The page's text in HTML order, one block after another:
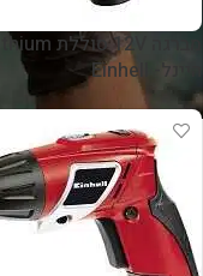
מברגה 12V סוללת Lithium
היינל- Einhell